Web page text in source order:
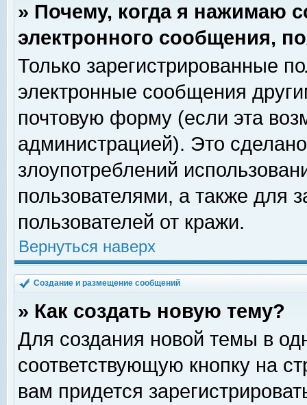
» Почему, когда я нажимаю
электронного сообщения,
Только зарегистрированные
электронные сообщения
почтовую форму (если эта
администрацией). Это
злоупотреблений
пользователями, а также для
пользователей от кражи.
Вернуться наверх
Создание и размещение сообщений
» Как создать новую тему?
Для создания новой темы в
соответствующую кнопку на
вам придется